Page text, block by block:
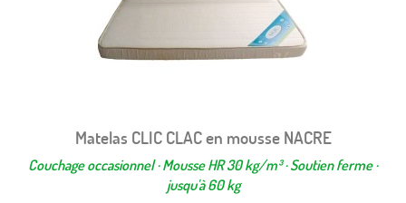
Matelas CLIC CLAC en mousse NACRE
Couchage occasionnel · Mousse HR 30 kg/m³ · Soutien ferme ·
jusqu'à 60 kg